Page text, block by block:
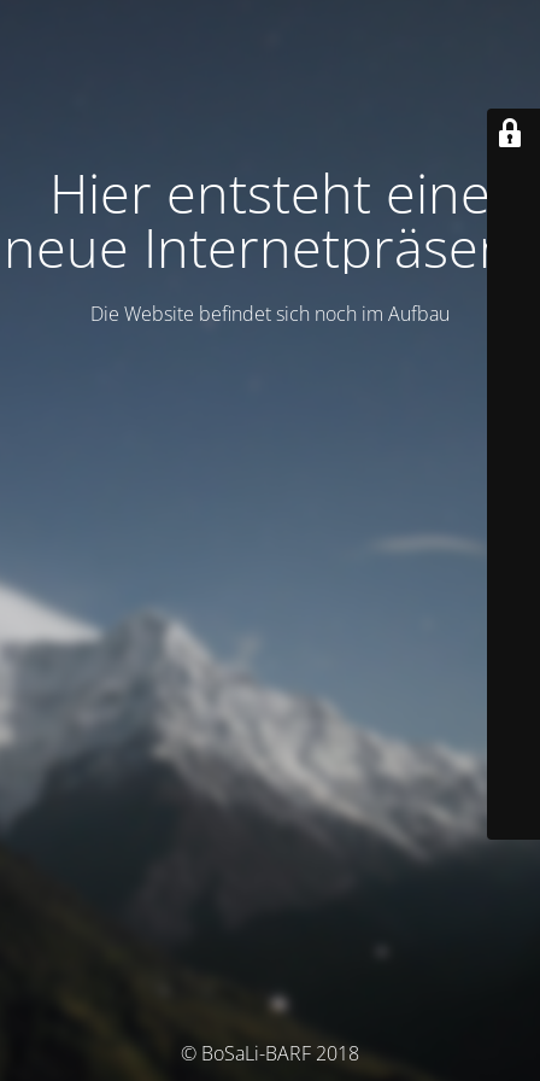
Hier entsteht eine
neue Internetpräsenz
Die Website befindet sich noch im Aufbau
© BoSaLi-BARF 2018